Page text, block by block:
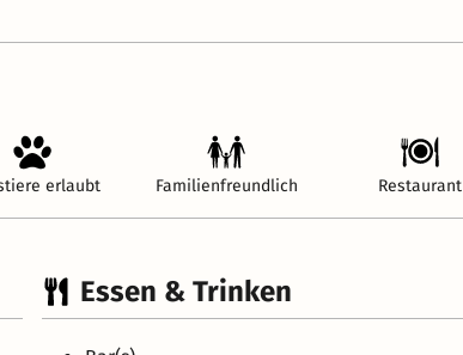
erlaubt Familienfreundlich Restaurant
Essen & Trinken